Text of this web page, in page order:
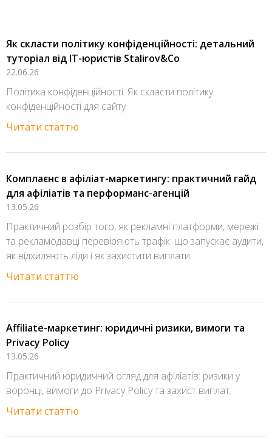
Як скласти політику конфіденційності: детальний
туторіал від IT-юристів Stalirov&Co
22.06.26
Політика конфіденційності. Як скласти політику
конфіденційності для сайту
Читати статтю
Комплаєнс в афіліат-маркетингу: практичний гайд
для афіліатів та перформанс-агенцій
13.05.26
Практичний розбір того, як рекламні платформи, мережі
та рекламодавці перевіряють трафік: що запускає аудити,
як відхиляють ліди і як захистити виплати.
Читати статтю
Affiliate-маркетинг: юридичні ризики, вимоги та
Privacy Policy
13.05.26
Практичний юридичний огляд для афіліатів: ризики у
воронці, вимоги до Privacy Policy та захист виплат.
Читати статтю